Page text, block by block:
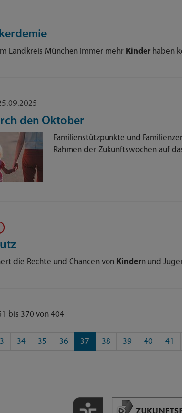
Landkreis München Immer mehr Kinderhaben
den Oktober
Familienstützpunkte und
Rahmen der Zukunftswochen auf
die Rechte und Chancen von Kindern und
bis 370 von 404
34 35 36 37 38 39 40 41